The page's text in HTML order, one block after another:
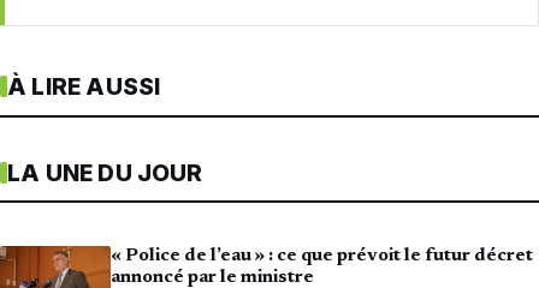
À LIRE AUSSI
LA UNE DU JOUR
« Police de l’eau » : ce que prévoit le futur décret
annoncé par le ministre